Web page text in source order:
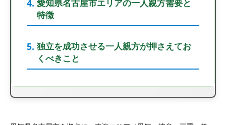
愛知県名古屋市エリアの一人親方需要と
特徴
独立を成功させる一人親方が押さえてお
くべきこと